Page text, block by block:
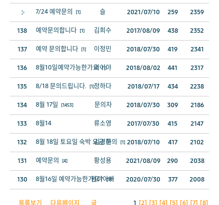
7/24 예약문의 [1] 슬 2021/07/10 259 2359
138 예약문의합니다 [1] 김희수 2017/08/09 438 2352
137 예약 문의합니다 [1] 이정민 2018/07/30 419 2341
136 8월10일예약가능한가요 [1]
라이야 2018/08/02 441 2317
135 8/18 문의드립니다. [1]정하다 2018/07/17 434 2238
134 8월 17일 [1453] 문의자 2018/07/30 309 2186
133 8월14 류소영 2017/07/30 415 2147
132 8월 18일 토요일 숙박 요금 문의 [1]
김경하 2018/07/10 417 2102
131 예약문의 [4] 황성용 2021/08/09 290 2038
130 8월16일 예약가능한가요? [3]
원이아빠 2020/07/30 377 2008
목록보기 다음페이지 글 1 [2] [3] [4] [5] [6] [7] [8]